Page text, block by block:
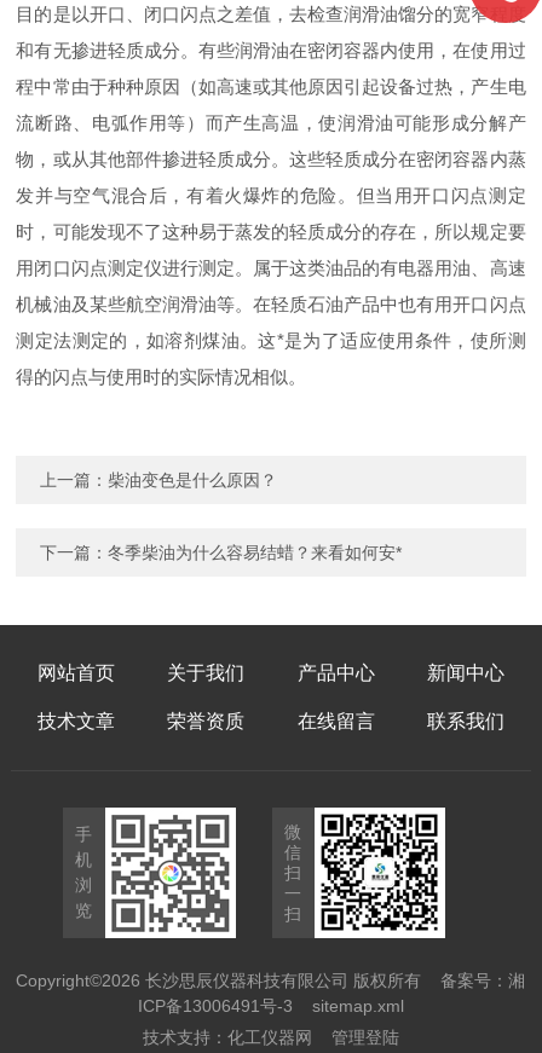
目的是以开口、闭口闪点之差值，去检查润滑油馏分的宽窄程度
和有无掺进轻质成分。有些润滑油在密闭容器内使用，在使用过
程中常由于种种原因（如高速或其他原因引起设备过热，产生电
流断路、电弧作用等）而产生高温，使润滑油可能形成分解产
物，或从其他部件掺进轻质成分。这些轻质成分在密闭容器内蒸
发并与空气混合后，有着火爆炸的危险。但当用开口闪点测定
时，可能发现不了这种易于蒸发的轻质成分的存在，所以规定要
用闭口闪点测定仪进行测定。属于这类油品的有电器用油、高速
机械油及某些航空润滑油等。在轻质石油产品中也有用开口闪点
测定法测定的，如溶剂煤油。这*是为了适应使用条件，使所测
得的闪点与使用时的实际情况相似。
上一篇： 柴油变色是什么原因？
下一篇：冬季柴油为什么容易结蜡？来看如何安*
网站首页 关于我们 产品中心 新闻中心
技术文章 荣誉资质 在线留言 联系我们
手
机
浏
览
微
信
扫
一
扫
Copyright©2026 长沙思辰仪器科技有限公司 版权所有备案号：湘
ICP备13006491号-3
sitemap.xml
技术支持： 化工仪器网 管理登陆